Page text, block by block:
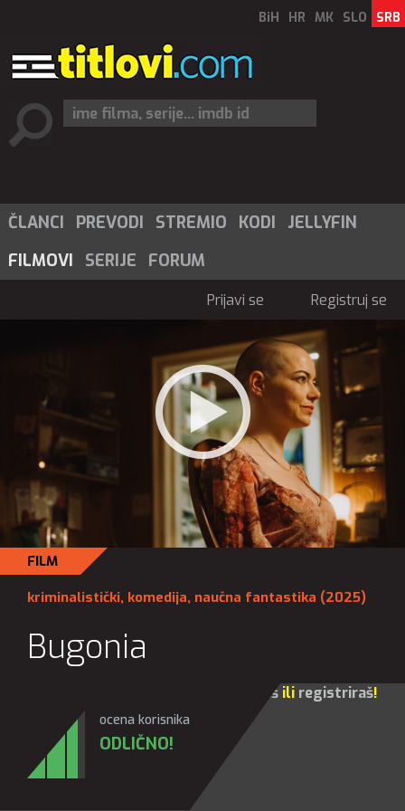
BiH HR MK SLO SRB
ČLANCI PREVODI STREMIO KODI
JELLYFIN
FILMOVI
SERIJE FORUM
Prijavi se Registruj se
FILM
kriminalistički, komedija, naučna fantastika (2025)
Bugonia
prijaviš ili registriraš!
ocena korisnika
ODLIČNO!